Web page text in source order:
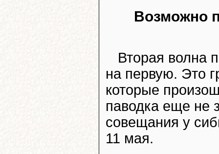
Возможно
Вторая волна
на первую. Это
которые
паводка еще не
совещания у
11 мая.